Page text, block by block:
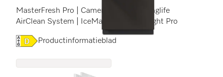
MasterFresh Pro | Camera&#39;s | Longlife
AirClean System | IceMaker | BrilliantLight Pro
Online Label Flag, Energielabel
Productinformatieblad